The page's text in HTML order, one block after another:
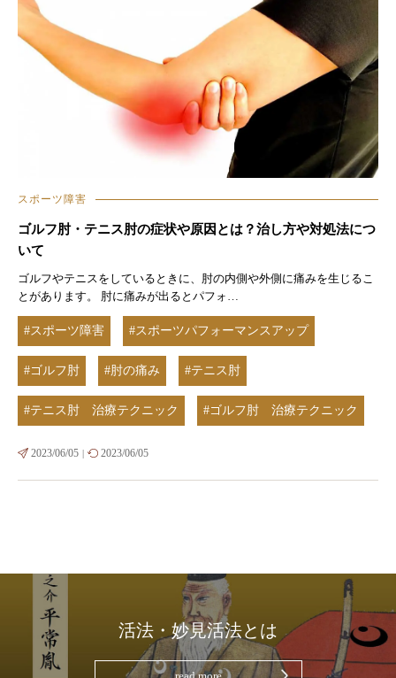
スポーツ障害
ゴルフ肘・テニス肘の症状や原因とは？治し方や対処法につ
いて
ゴルフやテニスをしているときに、肘の内側や外側に痛みを生じるこ
とがあります。 肘に痛みが出るとパフォ…
#スポーツ障害 #スポーツパフォーマンスアップ
#ゴルフ肘 #肘の痛み #テニス肘
#テニス肘 治療テクニック #ゴルフ肘 治療テクニック
2023/06/05 | 2023/06/05
活法・妙見活法とは